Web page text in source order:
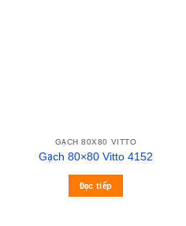
GẠCH 80X80 VITTO
Gạch 80×80 Vitto 4152
Đọc tiếp